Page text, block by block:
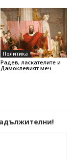
Политика
Радев, ласкателите и
Дамоклевият меч…